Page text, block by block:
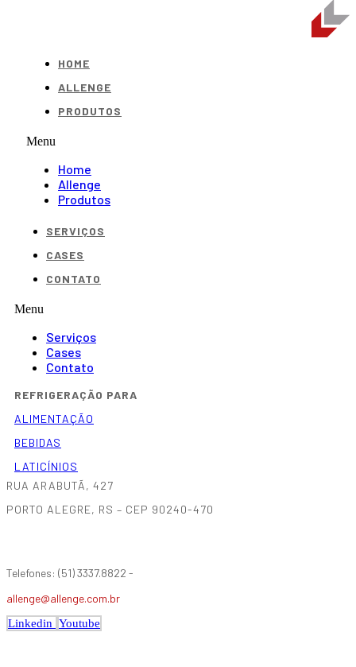
HOME
ALLENGE
PRODUTOS
Menu
Home
Allenge
Produtos
SERVIÇOS
CASES
CONTATO
Menu
Serviços
Cases
Contato
REFRIGERAÇÃO PARA
ALIMENTAÇÃO
BEBIDAS
LATICÍNIOS
RUA ARABUTÃ, 427
PORTO ALEGRE, RS – CEP 90240-470
Telefones: (51) 3337.8822 -
allenge@allenge.com.br
Linkedin Youtube